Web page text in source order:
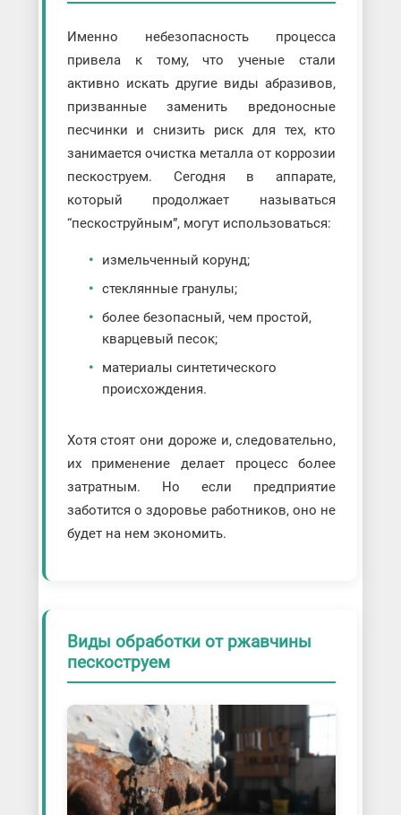
Именно небезопасность процесса
привела к тому, что ученые стали
активно искать другие виды абразивов,
призванные заменить вредоносные
песчинки и снизить риск для тех, кто
занимается очистка металла от коррозии
пескоструем. Сегодня в аппарате,
который продолжает называться
“пескоструйным”, могут использоваться:
измельченный корунд;
стеклянные гранулы;
более безопасный, чем простой,
кварцевый песок;
материалы синтетического
происхождения.
Хотя стоят они дороже и, следовательно,
их применение делает процесс более
затратным. Но если предприятие
заботится о здоровье работников, оно не
будет на нем экономить.
Виды обработки от ржавчины
пескоструем